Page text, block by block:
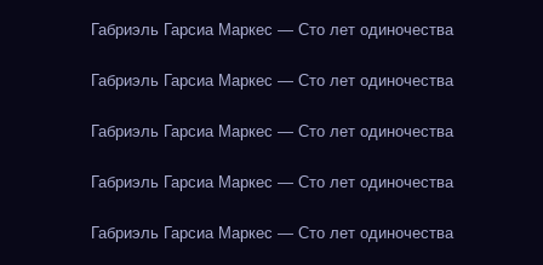
Габриэль Гарсиа Маркес — Сто лет одиночества
Габриэль Гарсиа Маркес — Сто лет одиночества
Габриэль Гарсиа Маркес — Сто лет одиночества
Габриэль Гарсиа Маркес — Сто лет одиночества
Габриэль Гарсиа Маркес — Сто лет одиночества